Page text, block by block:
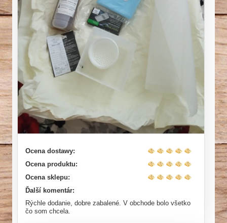
Ocena dostawy:
Ocena produktu:
Ocena sklepu:
Ďalší komentár:
Rýchle dodanie, dobre zabalené. V obchode bolo všetko
čo som chcela.